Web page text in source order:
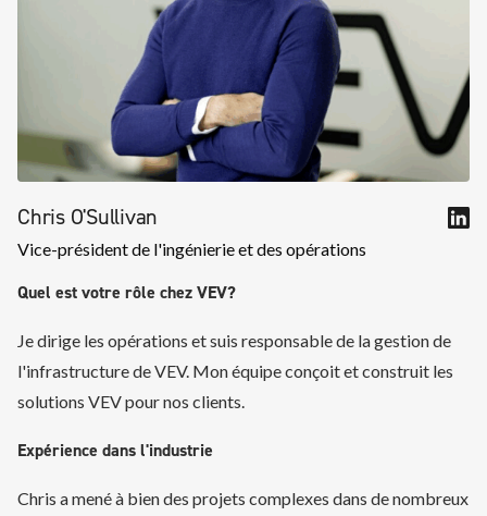
Chris O'Sullivan
Vice-président de l'ingénierie et des opérations
Quel est votre rôle chez VEV?
Je dirige les opérations et suis responsable de la gestion de
l'infrastructure de VEV. Mon équipe conçoit et construit les
solutions VEV pour nos clients.
Expérience dans l'industrie
Chris a mené à bien des projets complexes dans de nombreux